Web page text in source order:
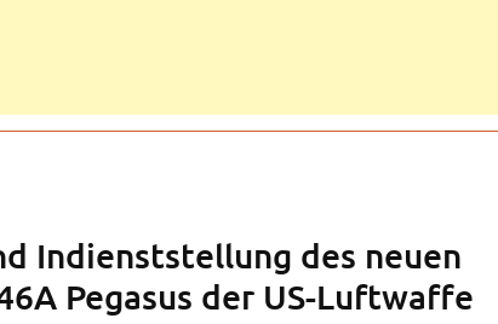
Indienststellung des neuen
Pegasus der US-Luftwaffe